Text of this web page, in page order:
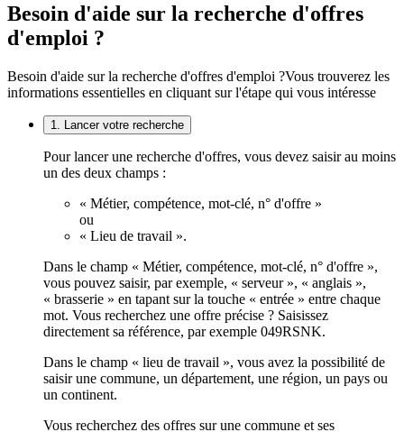
Besoin d'aide sur la recherche d'offres
d'emploi ?
Besoin d'aide sur la recherche d'offres d'emploi ?Vous trouverez les
informations essentielles en cliquant sur l'étape qui vous intéresse
1. Lancer votre recherche
Pour lancer une recherche d'offres, vous devez saisir au moins
un des deux champs :
« Métier, compétence, mot-clé, n° d'offre »
ou
« Lieu de travail ».
Dans le champ « Métier, compétence, mot-clé, n° d'offre »,
vous pouvez saisir, par exemple, « serveur », « anglais »,
« brasserie » en tapant sur la touche « entrée » entre chaque
mot. Vous recherchez une offre précise ? Saisissez
directement sa référence, par exemple 049RSNK.
Dans le champ « lieu de travail », vous avez la possibilité de
saisir une commune, un département, une région, un pays ou
un continent.
Vous recherchez des offres sur une commune et ses